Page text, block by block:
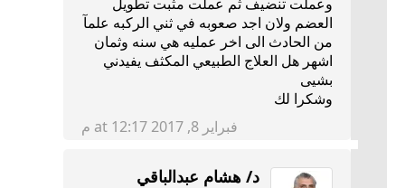
العضم ولان اجد صعوبه في ثني الركبه علمآ
من الحادث الى اخر عمليه هي سنه وثمان
اشهر هل العلاج الطبيعي المكثف يفيدني
بشيى
وشكرا لك
فبراير 8, 2017 at 12:17 م
د/ هشام عبدالباقي